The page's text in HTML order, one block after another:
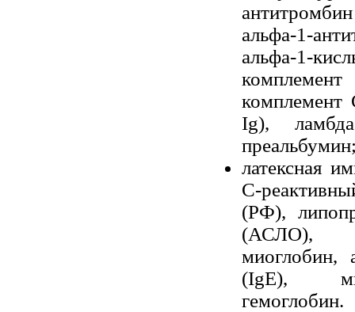
альфа-1-
альфа-1-
Ig),
латексная
С-
(РФ),
(АСЛО),
миоглобин,
(IgE),
гемоглобин.